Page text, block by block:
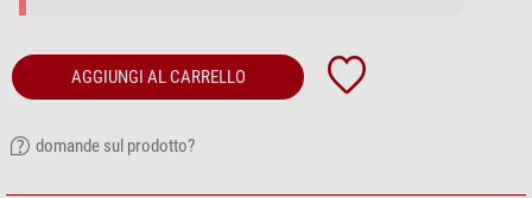
AGGIUNGI AL CARRELLO
domande sul prodotto?